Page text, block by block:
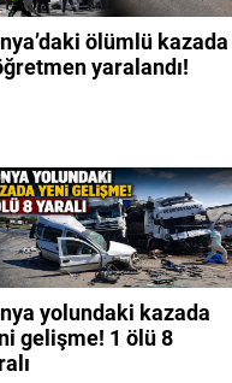
ölümlü kazada
yaralandı!
yolundaki kazada
gelişme! 1 ölü 8